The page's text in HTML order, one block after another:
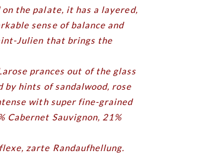
the palate, it has a layered,
sense of balance and
Julien that brings the
prances out of the glass
hints of sandalwood, rose
with super fine-grained
Cabernet Sauvignon, 21%
zarte Randaufhellung.